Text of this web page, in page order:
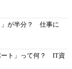
」が半分？ 仕事に
ート」って何？ IT資